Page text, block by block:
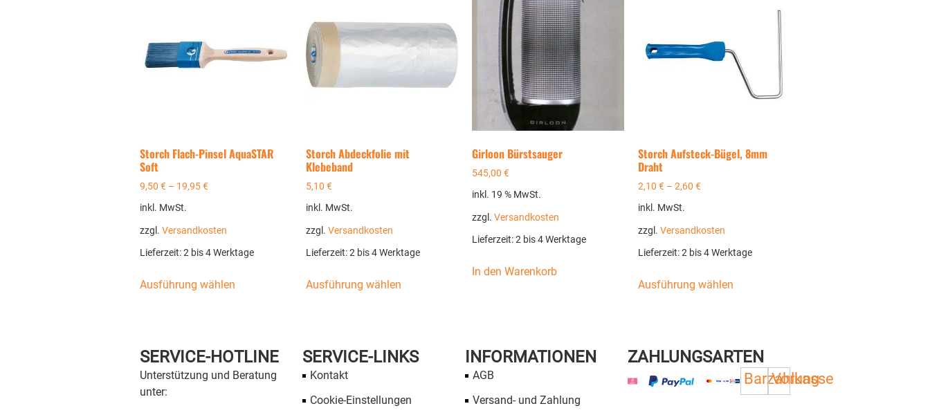
Storch Flach-Pinsel AquaSTAR
Soft
9,50 €– 19,95€
inkl. MwSt.
zzgl. Versandkosten
Lieferzeit:2 bis 4 Werktage
Ausführung wählen
Storch Abdeckfolie mit
Klebeband
5,10 €
inkl. MwSt.
zzgl. Versandkosten
Lieferzeit:2 bis 4 Werktage
Ausführung wählen
Girloon Bürstsauger
545,00 €
inkl. 19 % MwSt.
zzgl. Versandkosten
Lieferzeit:2 bis 4 Werktage
In den Warenkorb
Storch Aufsteck-Bügel, 8mm
Draht
2,10€ –2,60€
inkl. MwSt.
zzgl.Versandkosten
Lieferzeit:2 bis 4 Werktage
Ausführung wählen
SERVICE-HOTLINE
Unterstützung und Beratung
unter:
SERVICE-LINKS
Kontakt
Cookie-Einstellungen
INFORMATIONEN
AGB
Versand- und Zahlung
ZAHLUNGSARTEN
Barzahlung
Vorkasse